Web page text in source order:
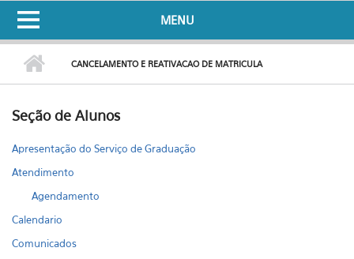
MENU
CANCELAMENTO E REATIVACAO DE MATRICULA
Seção de Alunos
Apresentação do Serviço de Graduação
Atendimento
Agendamento
Calendario
Comunicados